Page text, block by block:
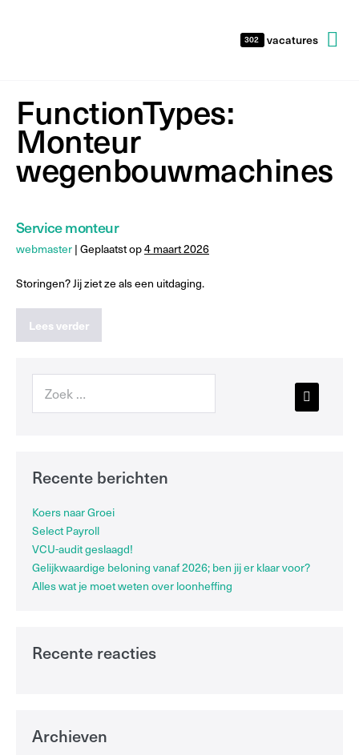
302 vacatures
FunctionTypes:
Monteur
wegenbouwmachines
Service monteur
webmaster | Geplaatst op4 maart 2026
Storingen? Jij ziet ze als een uitdaging.
Lees verder
Recente berichten
Koers naar Groei
Select Payroll
VCU-audit geslaagd!
Gelijkwaardige beloning vanaf 2026; ben jij er klaar voor?
Alles wat je moet weten over loonheffing
Recente reacties
Archieven